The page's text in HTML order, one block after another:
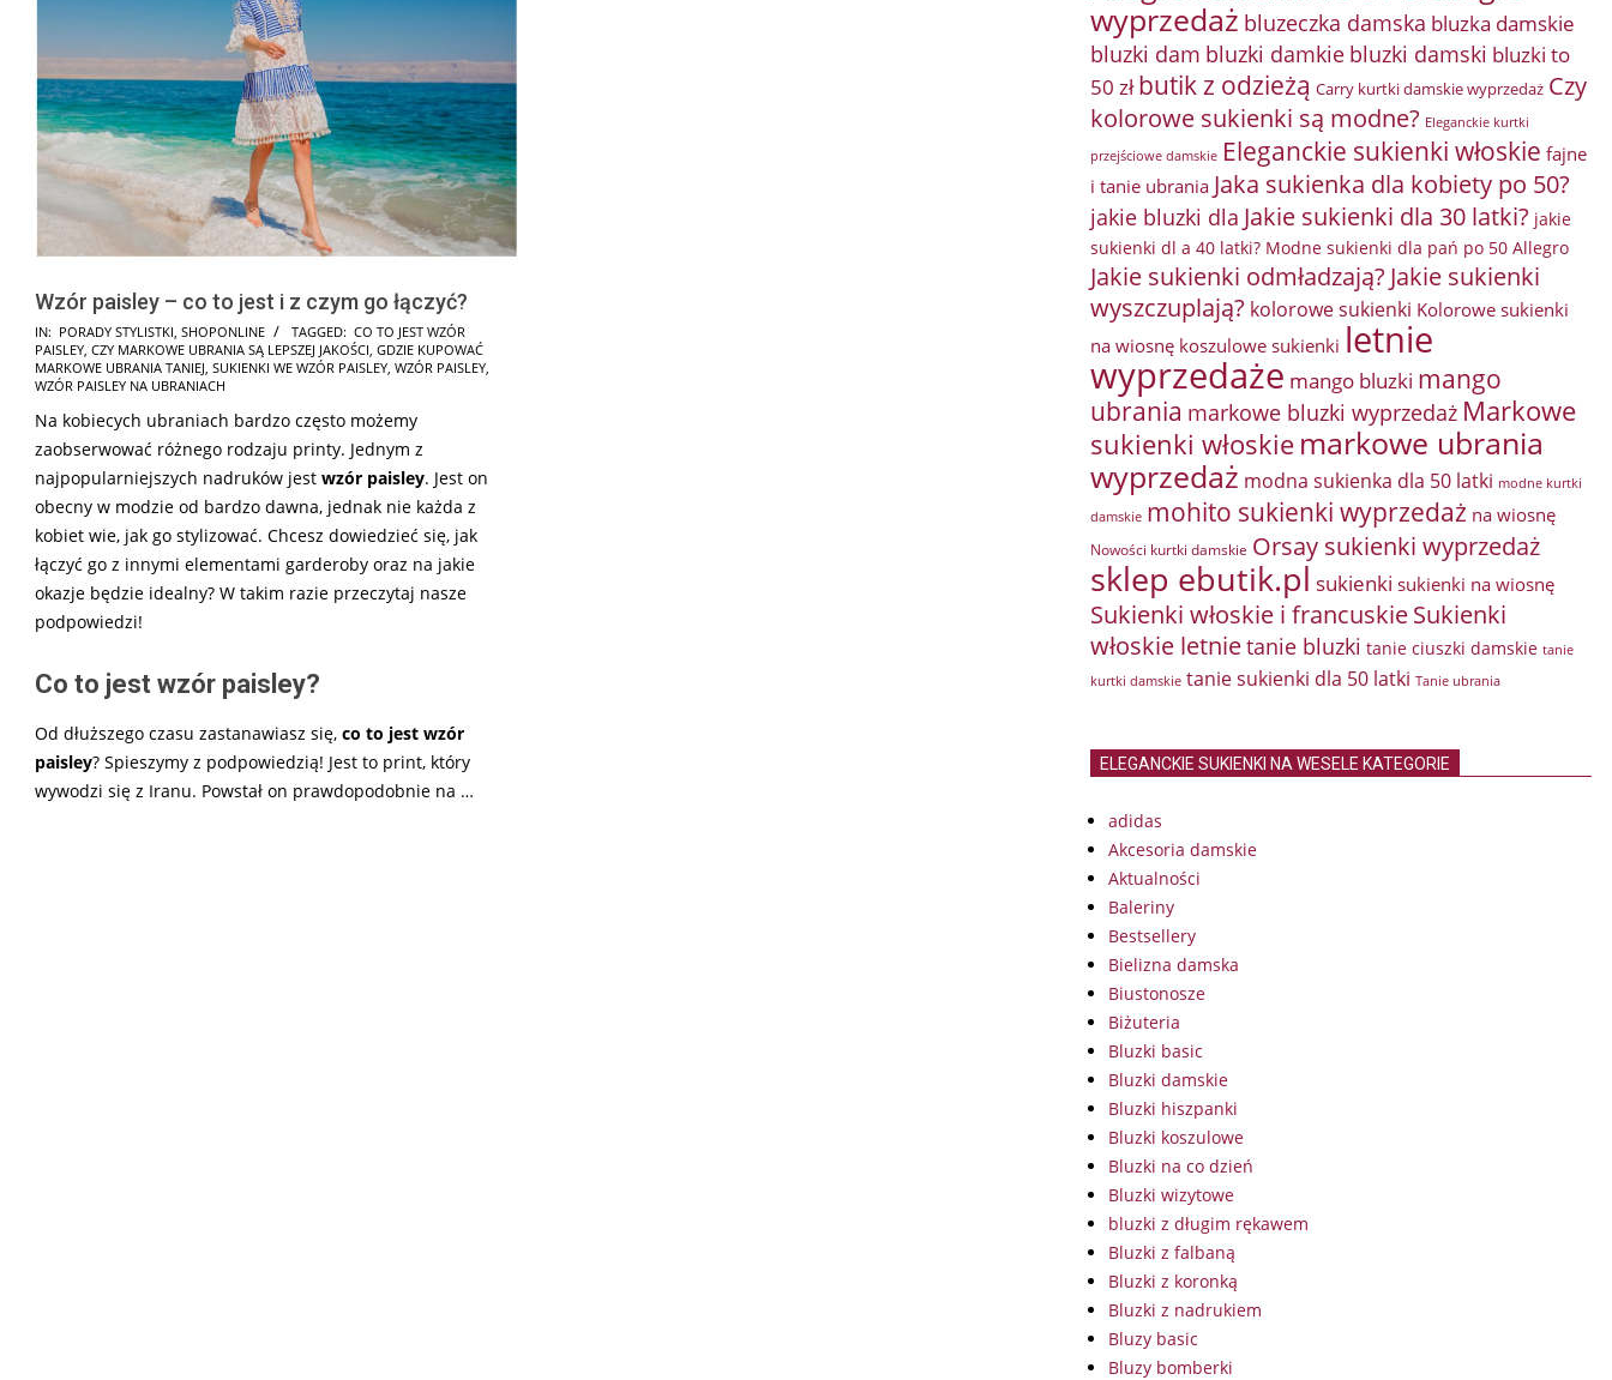
Wzór paisley – co to jest i z czym go łączyć?
2025-
04-
01
IN: PORADY STYLISTKI, SHOPONLINE TAGGED: CO TO JEST WZÓR
PAISLEY, CZY MARKOWE UBRANIA SĄ LEPSZEJ JAKOŚCI, GDZIE KUPOWAĆ
MARKOWE UBRANIA TANIEJ, SUKIENKI WE WZÓR PAISLEY, WZÓR PAISLEY,
WZÓR PAISLEY NA UBRANIACH
Na kobiecych ubraniach bardzo często możemy
zaobserwować różnego rodzaju printy. Jednym z
najpopularniejszych nadruków jest wzór paisley. Jest on
obecny w modzie od bardzo dawna, jednak nie każda z
kobiet wie, jak go stylizować. Chcesz dowiedzieć się, jak
łączyć go z innymi elementami garderoby oraz na jakie
okazje będzie idealny? W takim razie przeczytaj nasze
podpowiedzi!
Co to jest wzór paisley?
Od dłuższego czasu zastanawiasz się, co to jest wzór
paisley? Spieszymy z podpowiedzią! Jest to print, który
wywodzi się z Iranu. Powstał on prawdopodobnie na …
wyprzedaż bluzeczka damska bluzka damskie
bluzki dam bluzki damkie bluzki damski bluzki to
50 zł butik z odzieżą Carry kurtki damskie wyprzedaż Czy
kolorowe sukienki są modne? Eleganckie kurtki
przejściowe damskie Eleganckie sukienki włoskie fajne
i tanie ubrania Jaka sukienka dla kobiety po 50?
jakie bluzki dla Jakie sukienki dla 30 latki? jakie
sukienki dl a 40 latki? Modne sukienki dla pań po 50 Allegro
Jakie sukienki odmładzają? Jakie sukienki
wyszczuplają? kolorowe sukienki Kolorowe sukienki
na wiosnę koszulowe sukienki letnie
wyprzedaże mango bluzki mango
ubrania markowe bluzki wyprzedaż Markowe
sukienki włoskie markowe ubrania
wyprzedaż modna sukienka dla 50 latki modne kurtki
damskie mohito sukienki wyprzedaż na wiosnę
Nowości kurtki damskie Orsay sukienki wyprzedaż
sklep ebutik.pl sukienki sukienki na wiosnę
Sukienki włoskie i francuskieSukienki
włoskie letnietanie bluzki tanie ciuszki damskie tanie
kurtki damskie tanie sukienki dla 50 latki Tanie ubrania
ELEGANCKIE SUKIENKI NA WESELE KATEGORIE
adidas
Akcesoria damskie
Aktualności
Baleriny
Bestsellery
Bielizna damska
Biustonosze
Biżuteria
Bluzki basic
Bluzki damskie
Bluzki hiszpanki
Bluzki koszulowe
Bluzki na co dzień
Bluzki wizytowe
bluzki z długim rękawem
Bluzki z falbaną
Bluzki z koronką
Bluzki z nadrukiem
Bluzy basic
Bluzy bomberki